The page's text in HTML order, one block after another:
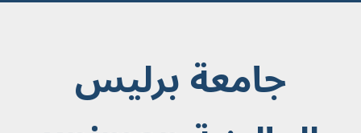
جامعة برليس